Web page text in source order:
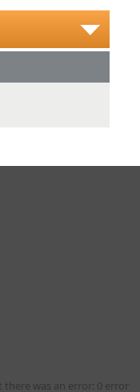
there was an error: 0 error